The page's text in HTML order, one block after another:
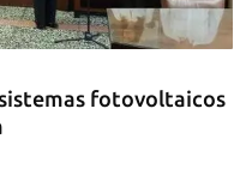
fotovoltaicos